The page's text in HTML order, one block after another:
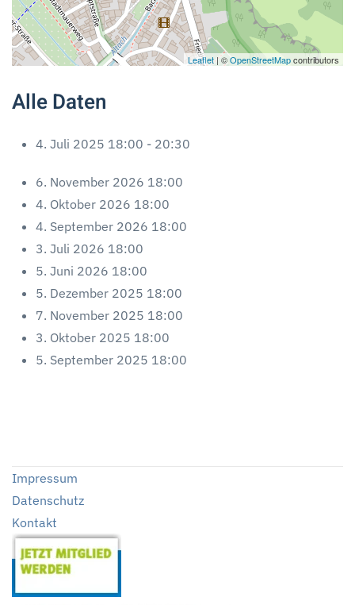
Leaflet | ©OpenStreetMapcontributors
Alle Daten
4. Juli 2025 18:00 - 20:30
6. November 2026 18:00
4. Oktober 2026 18:00
4. September 2026 18:00
3. Juli 2026 18:00
5. Juni 2026 18:00
5. Dezember 2025 18:00
7. November 2025 18:00
3. Oktober 2025 18:00
5. September 2025 18:00
Impressum
Datenschutz
Kontakt